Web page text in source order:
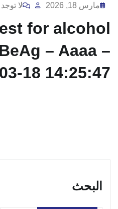
مارس 18, 2026 لا
for alcohol
– Aaaa –
18 14:25:47
البحث